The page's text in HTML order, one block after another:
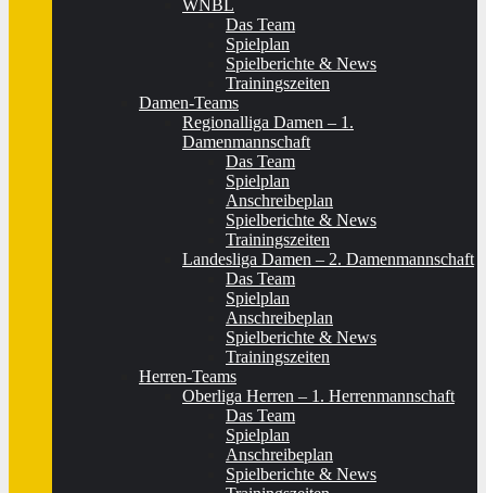
WNBL
Das Team
Spielplan
Spielberichte & News
Trainingszeiten
Damen-Teams
Regionalliga Damen – 1.
Damenmannschaft
Das Team
Spielplan
Anschreibeplan
Spielberichte & News
Trainingszeiten
Landesliga Damen – 2. Damenmannschaft
Das Team
Spielplan
Anschreibeplan
Spielberichte & News
Trainingszeiten
Herren-Teams
Oberliga Herren – 1. Herrenmannschaft
Das Team
Spielplan
Anschreibeplan
Spielberichte & News